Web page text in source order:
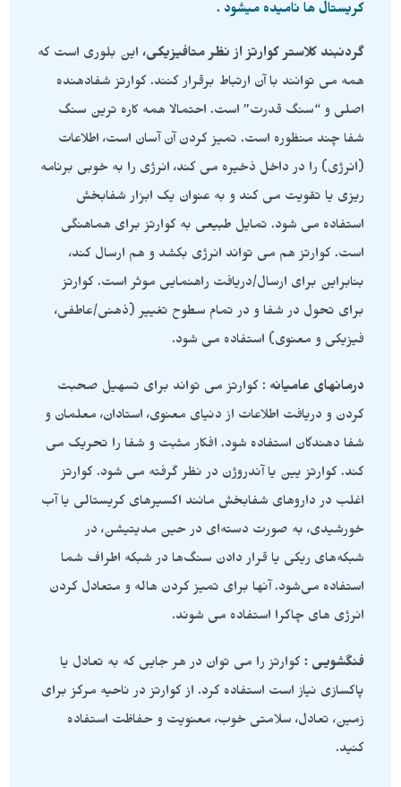
کریستال ها نامیده میشود .
گردنبند کلاستر کوارتز از نظر متافیزیکی، این بلوری است که
همه می توانند با آن ارتباط برقرار کنند. کوارتز شفادهنده
اصلی و “سنگ قدرت” است. احتمالا همه کاره ترین سنگ
شفا چند منظوره است. تمیز کردن آن آسان است، اطلاعات
(انرژی) را در داخل ذخیره می کند، انرژی را به خوبی برنامه
ریزی یا تقویت می کند و به عنوان یک ابزار شفابخش
استفاده می شود. تمایل طبیعی به کوارتز برای هماهنگی
است. کوارتز هم می تواند انرژی بکشد و هم ارسال کند،
بنابراین برای ارسال/دریافت راهنمایی موثر است. کوارتز
برای تحول در شفا و در تمام سطوح تغییر (ذهنی/عاطفی،
فیزیکی و معنوی) استفاده می شود.
درمانهای عامیانه : کوارتز می تواند برای تسهیل صحبت
کردن و دریافت اطلاعات از دنیای معنوی، استادان، معلمان و
شفا دهندگان استفاده شود. افکار مثبت و شفا را تحریک می
کند. کوارتز یین یا آندروژن در نظر گرفته می شود. کوارتز
اغلب در داروهای شفابخش مانند اکسیرهای کریستالی یا آب
خورشیدی، به صورت دسته‌ای در حین مدیتیشن، در
شبکه‌های ریکی یا قرار دادن سنگ‌ها در شبکه اطراف شما
استفاده می‌شود. آنها برای تمیز کردن هاله و متعادل کردن
انرژی های چاکرا استفاده می شوند.
فنگشویی : کوارتز را می توان در هر جایی که به تعادل یا
پاکسازی نیاز است استفاده کرد. از کوارتز در ناحیه مرکز برای
زمین، تعادل، سلامتی خوب، معنویت و حفاظت استفاده
کنید.